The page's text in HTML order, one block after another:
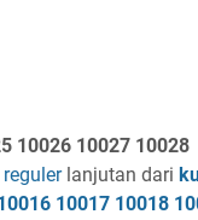
10026 10027 10028
lanjutan dari
10017 10018